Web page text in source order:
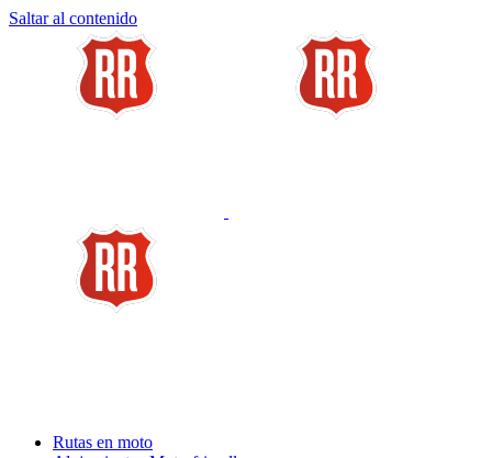
Saltar al contenido
Rutas en moto